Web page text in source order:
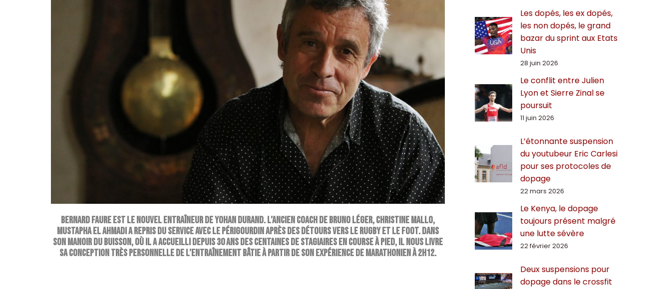
Bernard Faure est le nouvel entraîneur de Yohan Durand. L’ancien coach de Bruno Léger, Christine Mallo,
Mustapha El Ahmadi a repris du service avec le Périgourdin après des détours vers le rugby et le foot. Dans
son manoir du Buisson, où il a accueilli depuis 30 ans des centaines de stagiaires en course à pied, il nous livre
sa conception très personnelle de l’entraînement bâtie à partir de son expérience de marathonien à 2h12.
Les dopés, les ex dopés,
les non dopés, le grand
bazar du sprint aux Etats
Unis
28 juin 2026
Le conflit entre Julien
Lyon et Sierre Zinal se
poursuit
11 juin 2026
L’étonnante suspension
du youtubeur Eric Carlesi
pour ses protocoles de
dopage
22 mars 2026
Le Kenya, le dopage
toujours présent malgré
une lutte sévère
22 février 2026
Deux suspensions pour
dopage dans le crossfit